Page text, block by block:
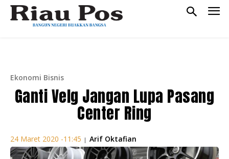
Ekonomi Bisnis
Ganti Velg Jangan Lupa Pasang
Center Ring
24 Maret 2020 -11:45 | Arif Oktafian